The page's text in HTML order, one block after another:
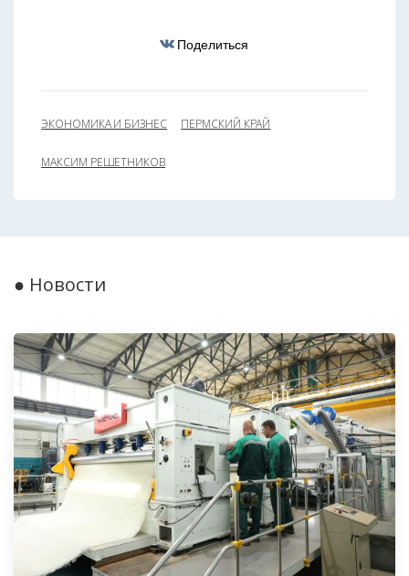
Поделиться
ЭКОНОМИКА И БИЗНЕС ПЕРМСКИЙ КРАЙ
МАКСИМ РЕШЕТНИКОВ
● Новости